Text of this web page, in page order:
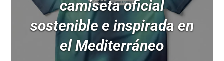
camiseta oficial
sostenible e inspirada en
el Mediterráneo